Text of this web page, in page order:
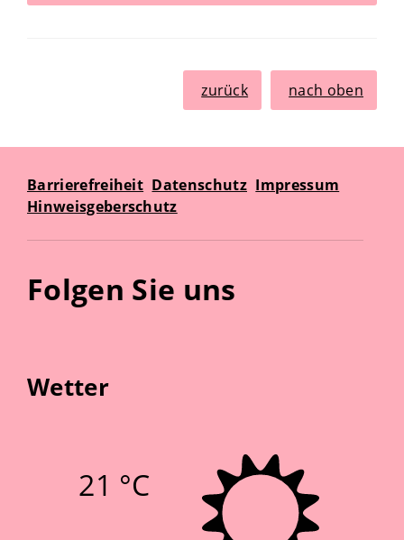
zurück nach oben
Barrierefreiheit Datenschutz Impressum
Hinweisgeberschutz
Folgen Sie uns
Wetter
21 °C